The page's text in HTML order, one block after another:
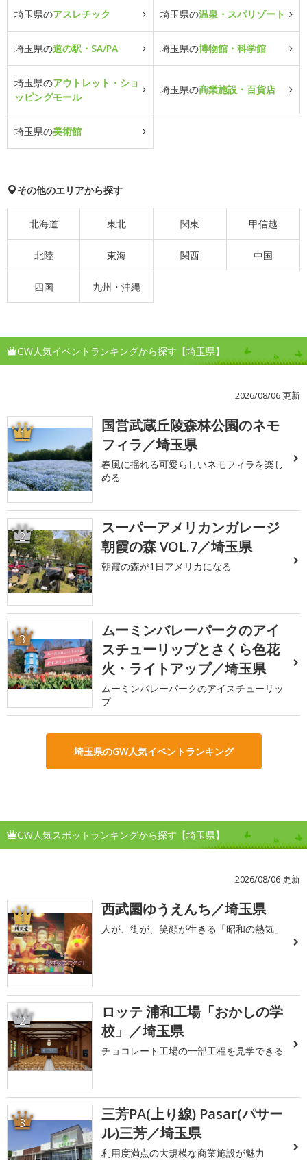
埼玉県のアスレチック 埼玉県の温泉・スパリゾート
埼玉県の道の駅・SA/PA 埼玉県の博物館・科学館
埼玉県のアウトレット・ショ
ッピングモール
埼玉県の商業施設・百貨店
埼玉県の美術館
その他のエリアから探す
北海道 東北 関東 甲信越
北陸 東海 関西 中国
四国 九州・沖縄
GW人気イベントランキングから探す【埼玉県】
2026/08/06 更新
1
国営武蔵丘陵森林公園のネモ
フィラ／埼玉県
春風に揺れる可愛らしいネモフィラを楽し
める
2
スーパーアメリカンガレージ
朝霞の森 VOL.7／埼玉県
朝霞の森が1日アメリカになる
3
ムーミンバレーパークのアイ
スチューリップとさくら色花
火・ライトアップ／埼玉県
ムーミンバレーパークのアイスチューリッ
プ
埼玉県のGW人気イベントランキング
GW人気スポットランキングから探す【埼玉県】
2026/08/06 更新
1 西武園ゆうえんち／埼玉県
人が、街が、笑顔が生きる「昭和の熱気」
2
ロッテ 浦和工場「おかしの学
校」／埼玉県
チョコレート工場の一部工程を見学できる
3
三芳PA(上り線) Pasar(パサー
ル)三芳／埼玉県
利用度満点の大規模な商業施設が魅力